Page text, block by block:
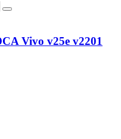
Vivo v25e v2201